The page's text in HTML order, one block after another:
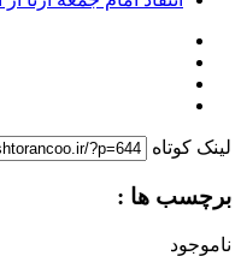
لینک کوتاه
برچسب ها :
ناموجود